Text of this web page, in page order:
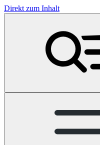
Direkt zum Inhalt